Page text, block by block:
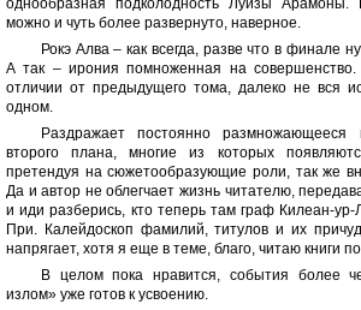
можно и чуть более развернуто, наверное.
Рокэ Алва – как всегда, разве что в финале
А так – ирония помноженная на совершенство.
отличии от предыдущего тома, далеко не вся
одном.
Раздражает постоянно размножающееся
второго плана, многие из которых
претендуя на сюжетообразующие роли, так же
Да и автор не облегчает жизнь читателю,
и иди разберись, кто теперь там граф Килеан-
При. Калейдоскоп фамилий, титулов и их
напрягает, хотя я еще в теме, благо, читаю книги
В целом пока нравится, события более
излом» уже готов к усвоению.